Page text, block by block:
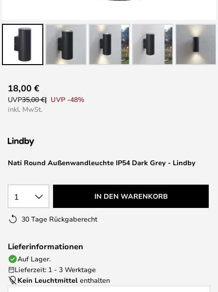
Anfang
der
Nati Round Außenwandleuchte IP54 Dark Grey - Lindby
18,00 €
UVP35,00 €
UVP -48%
inkl. MwSt.
1 IN DEN WARENKORB
30 Tage Rückgaberecht
Lieferinformationen
Auf Lager.
Lieferzeit: 1 - 3 Werktage
Kein Leuchtmittel enthalten